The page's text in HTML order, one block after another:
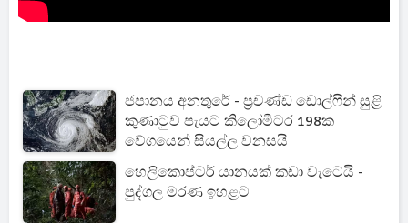
ජපානය අනතුරේ - ප්‍රචණ්ඩ ඩොල්ෆින් සුළි
කුණාටුව පැයට කිලෝමීටර 198ක
වේගයෙන් සියල්ල වනසයි
හෙලිකොප්ටර් යානයක් කඩා වැටෙයි -
පුද්ගල මරණ ඉහළට